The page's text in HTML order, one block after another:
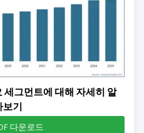
세그먼트에 대해 자세히 알
보기
다운로드